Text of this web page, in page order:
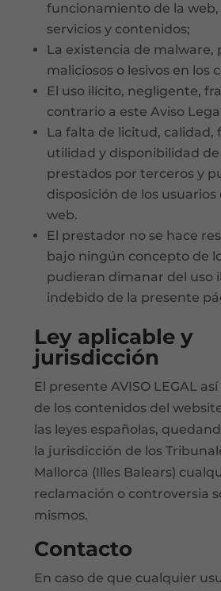
funcionamiento de la web,
servicios y contenidos;
La existencia de malware,
maliciosos o lesivos en los
El uso ilícito, negligente,
contrario a este Aviso
La falta de licitud, calidad,
utilidad y disponibilidad de
prestados por terceros y
disposición de los usuarios
web.
El prestador no se hace
bajo ningún concepto de
pudieran dimanar del uso
indebido de la presente
Ley aplicable y
jurisdicción
El presente AVISO LEGAL
de los contenidos del
las leyes españolas,
la jurisdicción de los
Mallorca (Illes Balears)
reclamación o controversia
mismos.
Contacto
En caso de que cualquier